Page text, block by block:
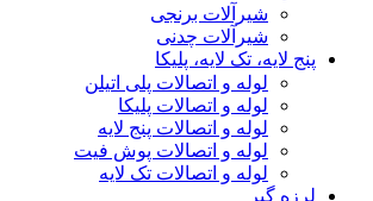
شیرآلات برنجی
شیرآلات چدنی
پنج لایه، تک لایه، پلیکا
لوله و اتصالات پلی اتیلن
لوله و اتصالات پلیکا
لوله و اتصالات پنج لایه
لوله و اتصالات پوش فیت
لوله و اتصالات تک لایه
لرزه گیر